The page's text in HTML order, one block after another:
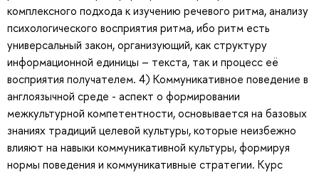
комплексного подхода к изучению речевого ритма, анализу
психологического восприятия ритма, ибо ритм есть
универсальный закон, организующий, как структуру
информационной единицы – текста, так и процесс её
восприятия получателем. 4) Коммуникативное поведение в
англоязычной среде - аспект о формировании
межкультурной компетентности, основывается на базовых
знаниях традиций целевой культуры, которые неизбежно
влияют на навыки коммуникативной культуры, формируя
нормы поведения и коммуникативные стратегии. Курс